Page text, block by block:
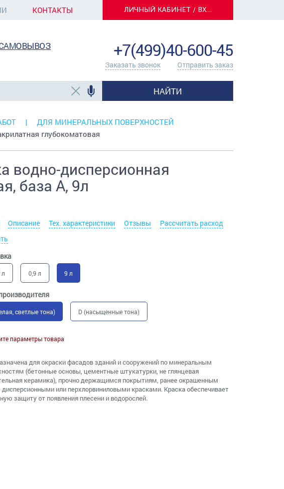
КОНТАКТЫ ЛИЧНЫЙ КАБИНЕТ / ВХОД
+7(499)40-600-45
Заказать звонок Отправить заказ
НАЙТИ
ДЛЯ МИНЕРАЛЬНЫХ ПОВЕРХНОСТЕЙ
глубокоматовая
дисперсионная
база А, 9л
Описание Тех. характеристики Отзывы
Рассчитать расход
л 0,9 л 9 л
светлые тона) D (насыщенные тона)
параметры товара
для окраски фасадов зданий и сооружений по минеральным
(бетонные основы, цементные штукатурки, не глянцевая
керамика), прочно держащимся покрытиям, ранее окрашенным
дисперсионными или перхлорвиниловыми красками. Краска обеспечивает
защиту от появления плесени и водорослей.